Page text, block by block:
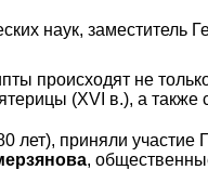
наук, заместитель
происходят не
(XVI в.), а также
приняли
,